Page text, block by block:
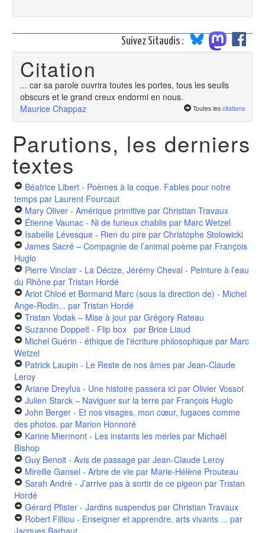
Suivez Sitaudis :
Citation
... car sa parole ouvrira toutes les portes, tous les seuils
obscurs et le grand creux endormi en nous.
Maurice Chappaz
Toutes les citations
Parutions, les derniers
textes
Béatrice Libert - Poèmes à la coque. Fables pour notre
temps par Laurent Fourcaut
Mary Oliver - Amérique primitive par Christian Travaux
Étienne Vaunac - Ni de furieux chablis par Marc Wetzel
Isabelle Lévesque - Rien du pire par Christophe Stolowicki
James Sacré – Compagnie de l’animal poème par François
Huglo
Pierre Vinclair - La Décize, Jérémy Cheval - Peinture à l’eau
du Rhône par Tristan Hordé
Ariot Chloé et Bormand Marc (sous la direction de) - Michel
Ange-Rodin... par Tristan Hordé
Tristan Vodak – Mise à jour par Grégory Rateau
Suzanne Doppelt - Flip box par Brice Liaud
Michel Guérin - éthique de l'écriture philosophique par Marc
Wetzel
Patrick Laupin - Le Reste de nos âmes par Jean-Claude
Leroy
Ariane Dreyfus - Une histoire passera ici par Olivier Vossot
Julien Starck – Naviguer sur la terre par François Huglo
John Berger - Et nos visages, mon cœur, fugaces comme
des photos. par Marion Honnoré
Karine Miermont - Les instants les merles par Michaël
Bishop
Guy Benoit - Avis de passage par Jean-Claude Leroy
Mireille Gansel - Arbre de vie par Marie-Hélène Prouteau
Sarah André - J’arrive pas à sortir de ce pigeon par Tristan
Hordé
Gérard Pfister - Jardins suspendus par Christian Travaux
Robert Filliou - Enseigner et apprendre, arts vivants ... par